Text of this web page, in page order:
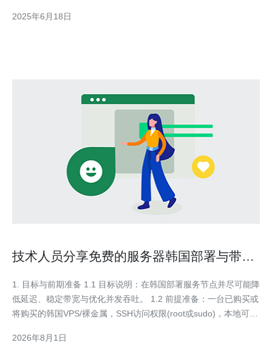
服务器性能优秀，适合大型网站和在线游戏等高要求的
2025年6月18日
技术人员分享免费的服务器韩国部署与带宽
1. 目标与前期准备 1.1 目标说明：在韩国部署服务节点并尽可能降
低延迟、稳定带宽与优化并发吞吐。 1.2 前提准备：一台已购买或
将购买的韩国VPS/裸金属，SSH访问权限(root或sudo)，本地可以
traceroute, iperf3, c
2026年8月1日